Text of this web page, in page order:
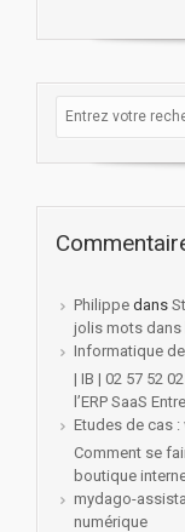
Philippe dans
jolis mots dans
Informatique
| IB | 02 57 52
l’ERP SaaS
Etudes de cas :
Comment se
boutique
mydago-
numérique